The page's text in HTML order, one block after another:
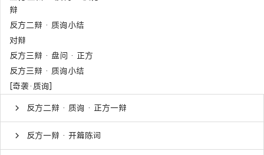
辩
反方二辩 · 质询小结
对辩
反方三辩 · 盘问 · 正方
反方三辩 · 质询小结
[奇袭·质询]
反方二辩 · 质询 · 正方一辩
反方一辩 · 开篇陈词